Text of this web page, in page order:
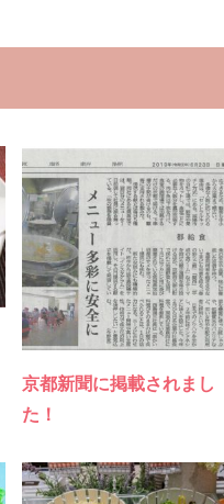
京都新聞に掲載されまし
た！